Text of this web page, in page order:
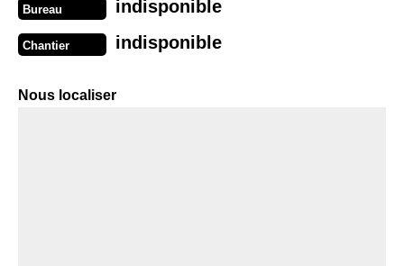
Bureau indisponible
Chantier indisponible
Nous localiser